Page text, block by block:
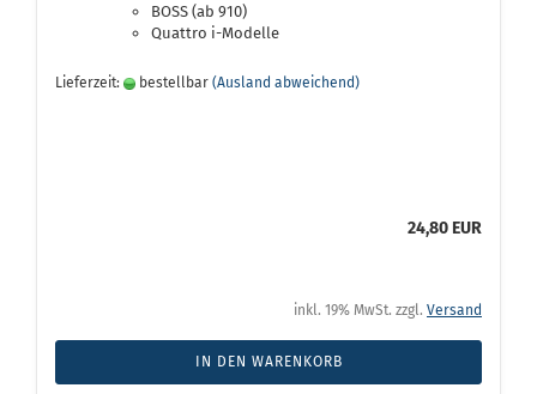
BOSS (ab 910)
Quattro i-Modelle
Lieferzeit: bestellbar (Ausland abweichend)
24,80 EUR
inkl. 19% MwSt. zzgl. Versand
IN DEN WARENKORB